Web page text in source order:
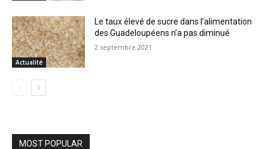
Actualité
Le taux élevé de sucre dans l’alimentation
des Guadeloupéens n’a pas diminué
2 septembre 2021
MOST POPULAR